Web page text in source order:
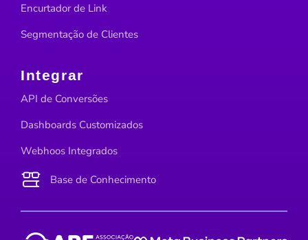
Encurtador de Link
Segmentação de Clientes
Integrar
API de Conversões
Dashboards Customizados
Webhoos Integrados
Base de Conhecimento